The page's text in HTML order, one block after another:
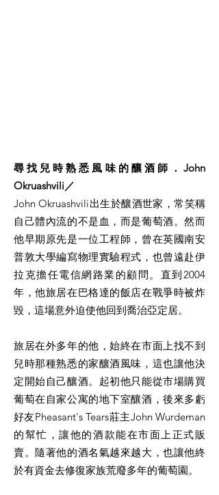
尋找兒時熟悉風味的釀酒師．John
Okruashvili／
John Okruashvili出生於釀酒世家，常笑稱
自己體內流的不是血，而是葡萄酒。然而
他早期原先是一位工程師，曾在英國南安
普敦大學編寫物理實驗程式，也曾遠赴伊
拉克擔任電信網路業的顧問。直到2004
年，他旅居在巴格達的飯店在戰爭時被炸
毀，這場意外迫使他回到喬治亞定居。
旅居在外多年的他，始終在市面上找不到
兒時那種熟悉的家釀酒風味，這也讓他決
定開始自己釀酒。起初他只能從市場購買
葡萄在自家公寓的地下室釀酒，後來多虧
好友Pheasant's Tears莊主John Wurdeman
的幫忙，讓他的酒款能在市面上正式販
賣。隨著他的酒名氣越來越大，也讓他終
於有資金去修復家族荒廢多年的葡萄園。